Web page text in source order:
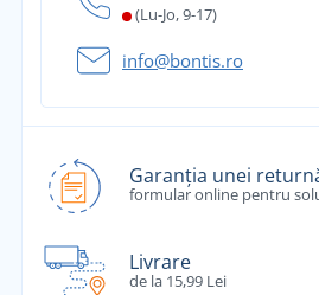
(Lu-Jo, 9-17)
info@bontis.ro
Garanția unei
formular online pentru
Livrare
de la 15,99 Lei